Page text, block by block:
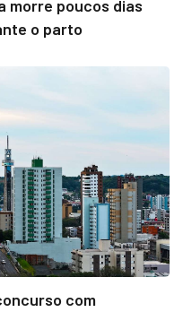
morre poucos dias
o parto
com